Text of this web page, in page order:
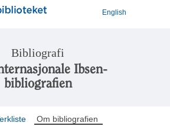
English
Bibliografi
Ibsen-
bibliografien
Om bibliografien